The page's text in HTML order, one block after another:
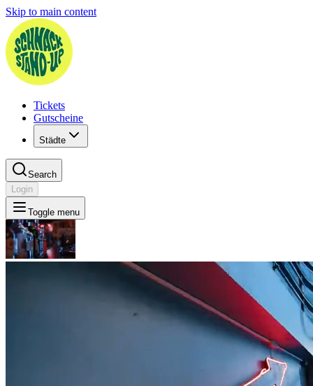
Skip to main content
Tickets
Gutscheine
Städte
Search
Login
Toggle menu